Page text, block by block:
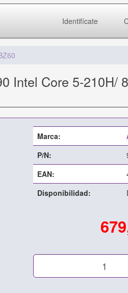
Identifícate
Intel Core 5-210H/
Marca:
P/N:
EAN:
Disponibilidad: